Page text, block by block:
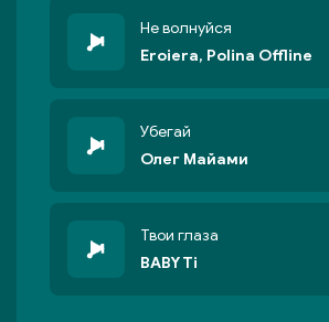
Не волнуйся
Eroiera, Polina Offline
Убегай
Олег Майами
Твои глаза
BABY Ti